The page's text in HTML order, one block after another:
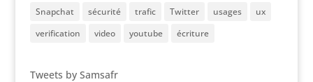
Snapchat
sécurité trafic Twitter usages
ux
verification
video youtube écriture
Tweets by Samsafr